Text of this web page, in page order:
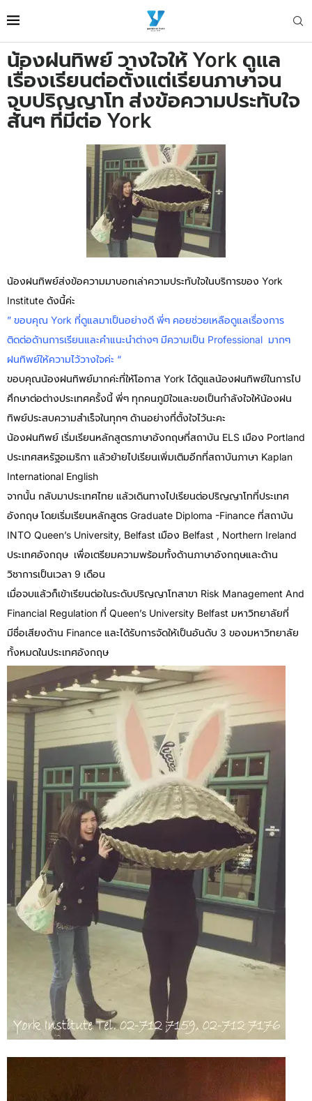
น้องฝนทิพย์ วางใจให้ York ดูแล
เรื่องเรียนต่อตั้งแต่เรียนภาษาจน
จบปริญญาโท ส่งข้อความประทับใจ
สั้นๆ ที่มีต่อ York
น้องฝนทิพย์ส่งข้อความมาบอกเล่าความประทับใจในบริการของ York
Institute ด้งนี้ค่ะ
” ขอบคุณ York ที่ดูแลมาเป็นอย่างดี พี่ๆ คอยช่วยเหลือดูแลเรื่องการ
ติดต่อด้านการเรียนและคำแนะนำต่างๆ มีความเป็น Professional มากๆ
ฝนทิพย์ให้ความไว้วางใจค่ะ “
ขอบคุณน้องฝนทิพย์มากค่ะที่ให้โอกาส York ได้ดูแลน้องฝนทิพย์ในการไป
ศึกษาต่อต่างประเทศครั้งนี้ พี่ๆ ทุกคนภูมิใจและขอเป็นกำลังใจให้น้องฝน
ทิพย์ประสบความสำเร็จในทุกๆ ด้านอย่างที่ตั้งใจไว้นะคะ
น้องฝนทิพย์ เริ่มเรียนหลักสูตรภาษาอังกฤษที่สถาบัน ELS เมือง Portland
ประเทศสหรัฐอเมริกา แล้วย้ายไปเรียนเพิ่มเติมอีกที่สถาบันภาษา Kaplan
International English
จากนั้น กลับมาประเทศไทย แล้วเดินทางไปเรียนต่อปริญญาโทที่ประเทศ
อังกฤษ โดยเริ่มเรียนหลักสูตร Graduate Diploma -Finance ที่สถาบัน
INTO Queen’s University, Belfast เมือง Belfast , Northern Ireland
ประเทศอังกฤษ เพื่อเตรียมความพร้อมทั้งด้านภาษาอังกฤษและด้าน
วิชาการเป็นเวลา 9 เดือน
เมื่อจบแล้วก็เข้าเรียนต่อในระดับปริญญาโทสาขา Risk Management And
Financial Regulation ที่ Queen’s University Belfast มหาวิทยาลัยที่
มีชื่อเสียงด้าน Finance และได้รับการจัดให้เป็นอันดับ 3 ของมหาวิทยาลัย
ทั้งหมดในประเทศอังกฤษ